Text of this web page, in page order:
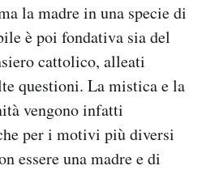
la madre in una specie di
è poi fondativa sia del
cattolico, alleati
questioni. La mistica e la
vengono infatti
per i motivi più diversi
essere una madre e di